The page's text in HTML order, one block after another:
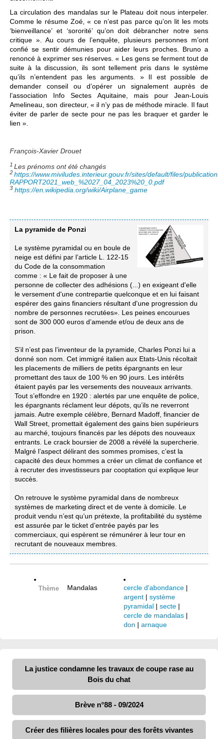
La circulation des mandalas sur le Plateau doit nous interpeler.
Comme le résume Zoé, « ce n’est pas parce qu’on lit les mots
‘bienveillance’ et ‘sororité’ qu’on doit débrancher notre sens
critique ». Au cours de l’enquête, plusieurs personnes m’ont
confié se sentir démunies pour aider leurs proches. Bruno a
renoncé à exprimer ses réserves. « Les gens se ferment tout de
suite à la discussion, ils sont tellement pris dans le système
qu’ils n’entendent pas les arguments. » Il est possible de
demander conseil ou d’opérer un signalement auprès de
l’association Info Sectes Aquitaine, mais pour Jean-Louis
Amelineau, son directeur, « il n’y pas de méthode miracle. Il faut
éviter de parler de secte pour ne pas les braquer et garder le
lien ».
François-Xavier Drouet
1 Les prénoms ont été changés
2 https://www.miviludes.interieur.gouv.fr/sites/default/files/
RAPPORT2021_web_%2027_04_2023%20_0.pdf
3 https://en.wikipedia.org/wiki/Airplane_game
La pyramide de Ponzi
Le système pyramidal ou en boule de
neige est défini par l’article L. 122-15
du Code de la consommation
comme : « Le fait de proposer à une
personne de collecter des adhésions (...) en exigeant d'elle
le versement d'une contrepartie quelconque et en lui faisant
espérer des gains financiers résultant d'une progression du
nombre de personnes recrutées». Les peines encourues
sont de 300 000 euros d’amende et/ou de deux ans de
prison.
S’il n’est pas l’inventeur de la pyramide, Charles Ponzi lui a
donné son nom. Cet immigré italien aux Etats-Unis récoltait
les placements de milliers de petits épargnants en leur
promettant des taux de 100 % en 90 jours. Les intérêts
étaient payés par les versements des nouveaux arrivants.
Tout s’effondre en 1920 : alertés par une enquête de police,
les épargnants réclament leur dépots, qu’ils ne reverront
jamais. Autre exemple célèbre, Bernard Madoff, financier de
Wall Street, promettait également des gains bien supérieurs
au marché, toujours financés par les dépots des nouveaux
entrants. Le crack boursier de 2008 a révélé la supercherie.
Malgré l’aspect délirant des sommes promises, c’est la
capacité des deux hommes a créer un climat de confiance et
à recruter des investisseurs par cooptation qui explique leur
succès.
On retrouve le système pyramidal dans de nombreux
systèmes de marketing direct et de vente à domicile. Le
produit vendu n’est qu’un prétexte, la profitabilité du système
est assurée par le ticket d’entrée payés par les
commerciaux, qui espèrent se rémunérer à leur tour en
recrutant de nouveaux membres.
Thème Mandalas cercle d'abondance |
argent | système
pyramidal | secte |
cercle de mandalas |
don | arnaque
La justice condamne les travaux de coupe rase au
Bois du chat
Brève n°88 - 09/2024
Créer des filières locales pour des forêts vivantes